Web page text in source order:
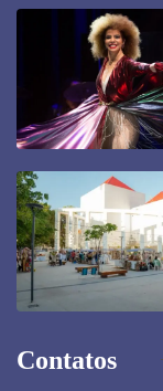
Contatos